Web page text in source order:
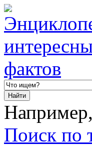
Например,
Поиск по